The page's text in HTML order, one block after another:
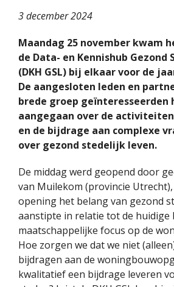
3 december 2024
Maandag 25 november kwam
de Data- en Kennishub Gezond
(DKH GSL) bij elkaar voor de
De aangesloten leden en
brede groep geïnteresseerden
aangegaan over de activiteiten
en de bijdrage aan complexe
over gezond stedelijk leven.
De middag werd geopend door
van Muilekom (provincie
opening het belang van gezond
aanstipte in relatie tot de huidige
maatschappelijke focus op de
Hoe zorgen we dat we niet
bijdragen aan de
kwalitatief een bijdrage leveren